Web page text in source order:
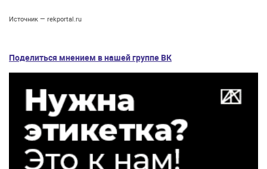
Источник — rekportal.ru
Поделиться мнением в нашей группе ВК